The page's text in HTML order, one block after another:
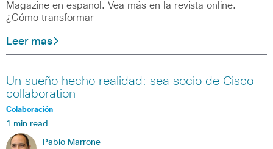
Magazine en español. Vea más en la revista online.
¿Cómo transformar
Leer mas
Un sueño hecho realidad: sea socio de Cisco
collaboration
Colaboración
1 min read
Pablo Marrone